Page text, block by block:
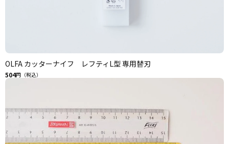
OLFA カッターナイフ レフティL型 専用替刃
504円（税込）